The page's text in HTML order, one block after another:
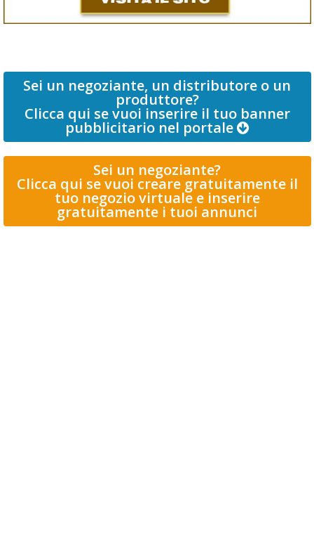
Sei un negoziante, un distributore o un
produttore?
Clicca qui se vuoi inserire il tuo banner
pubblicitario nel portale
Sei un negoziante?
Clicca qui se vuoi creare gratuitamente il
tuo negozio virtuale e inserire
gratuitamente i tuoi annunci